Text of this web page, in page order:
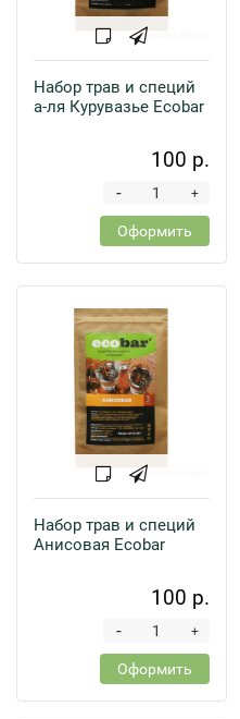
Набор трав и специй
а-ля Курувазье Ecobar
100 р.
+
-
Оформить
Набор трав и специй
Анисовая Ecobar
100 р.
+
-
Оформить